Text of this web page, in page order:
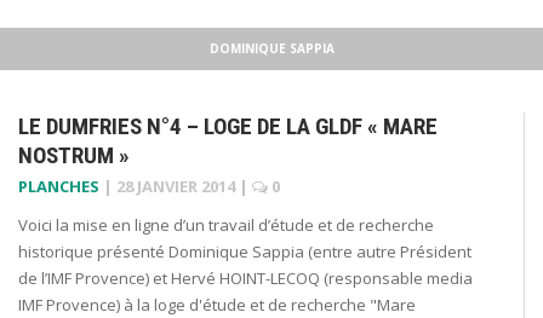
DOMINIQUE SAPPIA
LE DUMFRIES N°4 – LOGE DE LA GLDF « MARE
NOSTRUM »
PLANCHES | 28 JANVIER 2014 |
0
Voici la mise en ligne d’un travail d’étude et de recherche
historique présenté Dominique Sappia (entre autre Président
de l’IMF Provence) et Hervé HOINT-LECOQ (responsable media
IMF Provence) à la loge d'étude et de recherche "Mare